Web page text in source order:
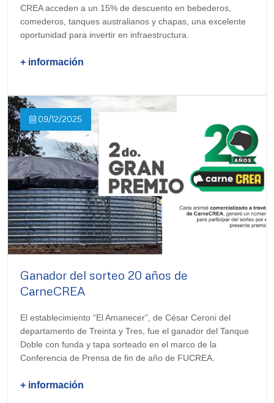
CREA acceden a un 15% de descuento en bebederos,
comederos, tanques australianos y chapas, una excelente
oportunidad para invertir en infraestructura.
+ información
09/12/2025
Ganador del sorteo 20 años de
CarneCREA
El establecimiento “El Amanecer”, de César Ceroni del
departamento de Treinta y Tres, fue el ganador del Tanque
Doble con funda y tapa sorteado en el marco de la
Conferencia de Prensa de fin de año de FUCREA.
+ información